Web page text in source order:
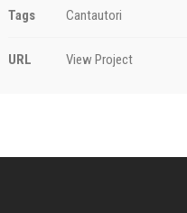
Tags Cantautori
URL View Project